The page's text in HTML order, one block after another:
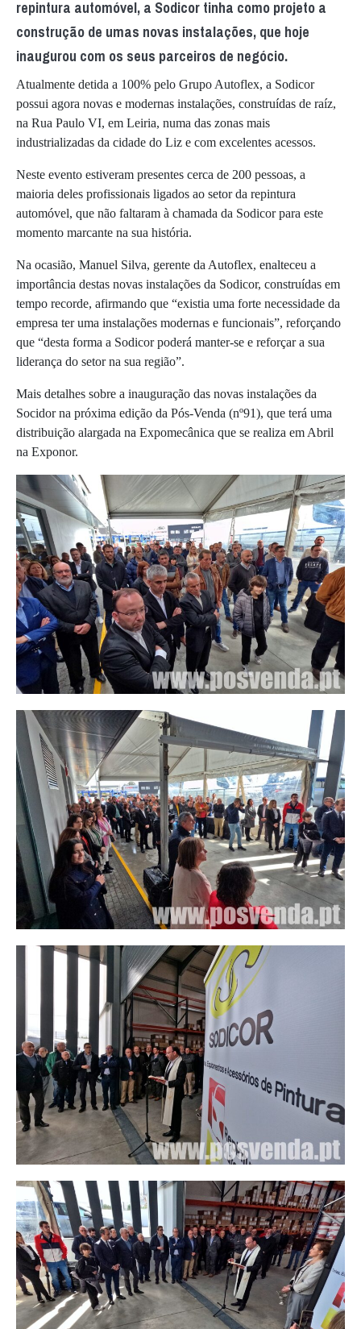
repintura automóvel, a Sodicor tinha como projeto a
construção de umas novas instalações, que hoje
inaugurou com os seus parceiros de negócio.
Atualmente detida a 100% pelo Grupo Autoflex, a Sodicor
possui agora novas e modernas instalações, construídas de raíz,
na Rua Paulo VI, em Leiria, numa das zonas mais
industrializadas da cidade do Liz e com excelentes acessos.
Neste evento estiveram presentes cerca de 200 pessoas, a
maioria deles profissionais ligados ao setor da repintura
automóvel, que não faltaram à chamada da Sodicor para este
momento marcante na sua história.
Na ocasião, Manuel Silva, gerente da Autoflex, enalteceu a
importância destas novas instalações da Sodicor, construídas em
tempo recorde, afirmando que “existia uma forte necessidade da
empresa ter uma instalações modernas e funcionais”, reforçando
que “desta forma a Sodicor poderá manter-se e reforçar a sua
liderança do setor na sua região”.
Mais detalhes sobre a inauguração das novas instalações da
Socidor na próxima edição da Pós-Venda (nº91), que terá uma
distribuição alargada na Expomecânica que se realiza em Abril
na Exponor.